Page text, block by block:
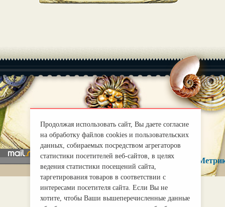
|
mirprognoz@mail.ru
Продолжая использовать сайт, Вы даете согласие
на обработку файлов cookies и пользовательских
данных, собираемых посредством агрегаторов
статистики посетителей веб-сайтов, в целях
ведения статистики посещений сайта,
таргетирования товаров в соответствии с
интересами посетителя сайта. Если Вы не
хотите, чтобы Ваши вышеперечисленные данные